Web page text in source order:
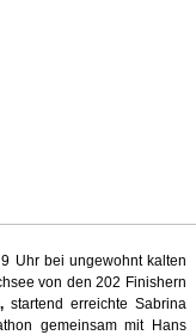
Uhr bei ungewohnt kalten
von den 202 Finishern
startend erreichte Sabrina
gemeinsam mit Hans